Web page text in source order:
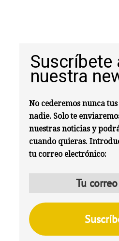
Suscríbete
nuestra
No cederemos nunca
nadie. Solo te
nuestras noticias y
cuando quieras.
tu correo electrónico: